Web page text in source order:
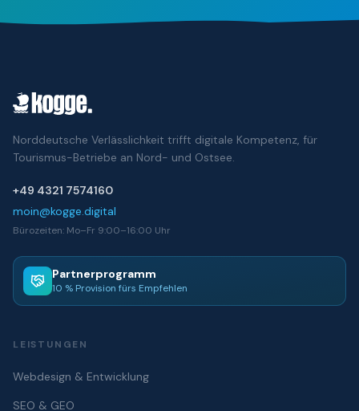
Norddeutsche Verlässlichkeit trifft digitale Kompetenz, für
Tourismus-Betriebe an Nord- und Ostsee.
+49 4321 7574160
moin@kogge.digital
Bürozeiten: Mo–Fr 9:00–16:00 Uhr
Partnerprogramm
10 % Provision fürs Empfehlen
LEISTUNGEN
Webdesign & Entwicklung
SEO & GEO